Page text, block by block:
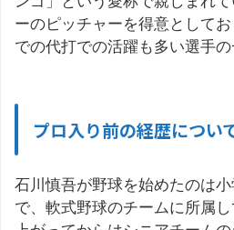
ーのピッチャーを得意として
での代打での活躍も多い選手の
プロ入り前の経歴につい
石川慎吾が野球を始めたのは
で、軟式野球のチームに所属